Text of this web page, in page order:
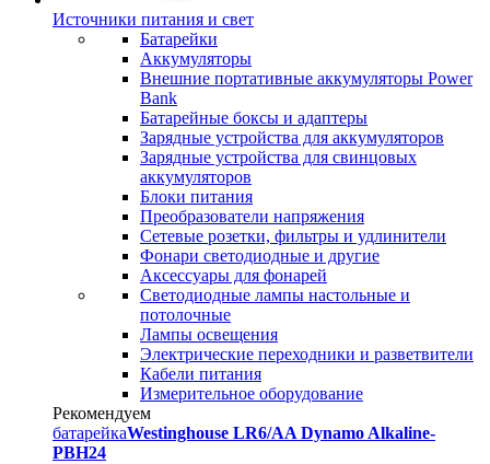
Источники питания и свет
Батарейки
Аккумуляторы
Внешние портативные аккумуляторы Power
Bank
Батарейные боксы и адаптеры
Зарядные устройства для аккумуляторов
Зарядные устройства для свинцовых
аккумуляторов
Блоки питания
Преобразователи напряжения
Сетевые розетки, фильтры и удлинители
Фонари светодиодные и другие
Аксессуары для фонарей
Светодиодные лампы настольные и
потолочные
Лампы освещения
Электрические переходники и разветвители
Кабели питания
Измерительное оборудование
Рекомендуем
батарейкаWestinghouse LR6/AA Dynamo Alkaline-
PBH24